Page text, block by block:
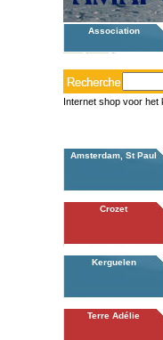
Association
Internet shop voor het
Amsterdam, St Paul
Crozet
Kerguelen
Terre Adélie